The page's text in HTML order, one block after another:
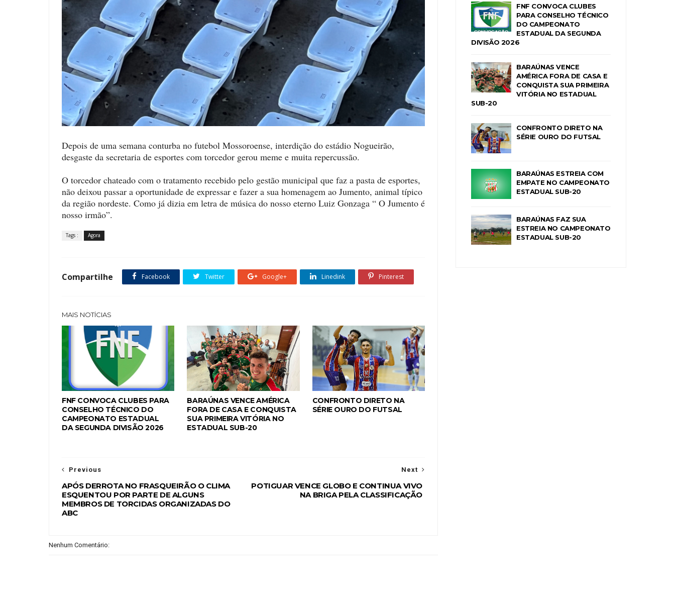
Depois de uma semana conturba no futebol Mossoroense, interdição do estádio Nogueirão,
desgaste da secretaria de esportes com torcedor gerou meme e muita repercussão.
O torcedor chateado com o tratamento recebido pelo gestão municipal que faz a pasta de esportes,
não deixou passar a oportunidade de expressar e fazer a sua homenagem ao Jumento, animal típico
da região nordeste. Como já dizia em letra de música do nosso eterno Luiz Gonzaga “ O Jumento é
nosso irmão”.
Tags : Agora
Compartilhe Facebook Twitter Google+ Linedink Pinterest
MAIS NOTÍCIAS
FNF CONVOCA CLUBES PARA
CONSELHO TÉCNICO DO
CAMPEONATO ESTADUAL
DA SEGUNDA DIVISÃO 2026
BARAÚNAS VENCE AMÉRICA
FORA DE CASA E CONQUISTA
SUA PRIMEIRA VITÓRIA NO
ESTADUAL SUB-20
CONFRONTO DIRETO NA
SÉRIE OURO DO FUTSAL
Next
POTIGUAR VENCE GLOBO E CONTINUA VIVO
NA BRIGA PELA CLASSIFICAÇÃO
Previous
APÓS DERROTA NO FRASQUEIRÃO O CLIMA
ESQUENTOU POR PARTE DE ALGUNS
MEMBROS DE TORCIDAS ORGANIZADAS DO
ABC
Nenhum Comentário:
FNF CONVOCA CLUBES
PARA CONSELHO TÉCNICO
DO CAMPEONATO
ESTADUAL DA SEGUNDA
DIVISÃO 2026
BARAÚNAS VENCE
AMÉRICA FORA DE CASA E
CONQUISTA SUA PRIMEIRA
VITÓRIA NO ESTADUAL
SUB-20
CONFRONTO DIRETO NA
SÉRIE OURO DO FUTSAL
BARAÚNAS ESTREIA COM
EMPATE NO CAMPEONATO
ESTADUAL SUB-20
BARAÚNAS FAZ SUA
ESTREIA NO CAMPEONATO
ESTADUAL SUB-20